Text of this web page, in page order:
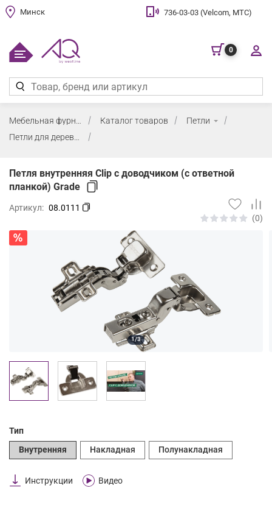
Минск 736-03-03 (Velcom, МТС)
0
Каталог товаров
Петли
Петли для деревянных фасадов (массив, ДСП, МДФ)
Петля внутренняя Clip с доводчиком (с ответной
планкой) Grade
Артикул: 08.0111
(0)
1/3
Тип
Внутренняя
Накладная Полунакладная
Инструкции Видео